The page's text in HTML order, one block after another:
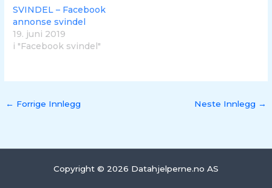
SVINDEL – Facebook
annonse svindel
19. juni 2019
i "Facebook svindel"
← Forrige Innlegg Neste Innlegg →
Copyright © 2026 Datahjelperne.no AS